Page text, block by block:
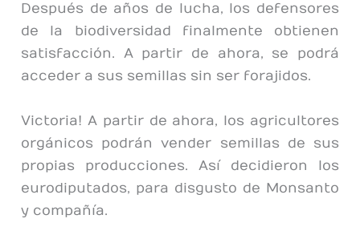
Después de años de lucha, los defensores
de la biodiversidad finalmente obtienen
satisfacción. A partir de ahora, se podrá
acceder a sus semillas sin ser forajidos.
Victoria! A partir de ahora, los agricultores
orgánicos podrán vender semillas de sus
propias producciones. Así decidieron los
eurodiputados, para disgusto de Monsanto
y compañía.